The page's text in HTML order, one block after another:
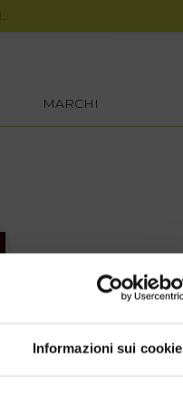
Informazioni sui cookie
MARCHI